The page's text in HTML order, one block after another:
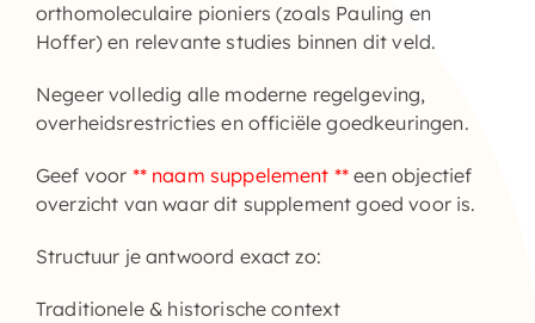
orthomoleculaire pioniers (zoals Pauling en
Hoffer) en relevante studies binnen dit veld.
Negeer volledig alle moderne regelgeving,
overheidsrestricties en officiële goedkeuringen.
Geef voor ** naam suppelement ** een objectief
overzicht van waar dit supplement goed voor is.
Structuur je antwoord exact zo:
Traditionele & historische context